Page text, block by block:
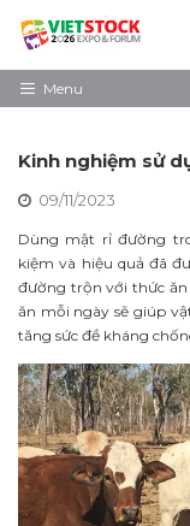
Skip
contentMenu
Tham Quan
Tin tức
Liên Hệ
Kinh nghiệm sử
09/11/2023
Dùng mật rỉ đường
kiệm và hiệu quả đã
đường trộn với thức ăn
ăn mỗi ngày sẽ giúp
tăng sức đề kháng